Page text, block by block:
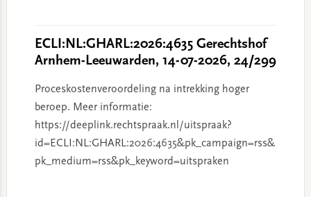
ECLI:NL:GHARL:2026:4635 Gerechtshof
Arnhem-Leeuwarden, 14-07-2026, 24/299
Proceskostenveroordeling na intrekking hoger
beroep. Meer informatie:
https://deeplink.rechtspraak.nl/uitspraak?
id=ECLI:NL:GHARL:2026:4635&pk_campaign=rss&
pk_medium=rss&pk_keyword=uitspraken